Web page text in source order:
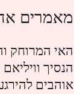
מאמרים
האי המרוחק
הנסיך
אוהבים